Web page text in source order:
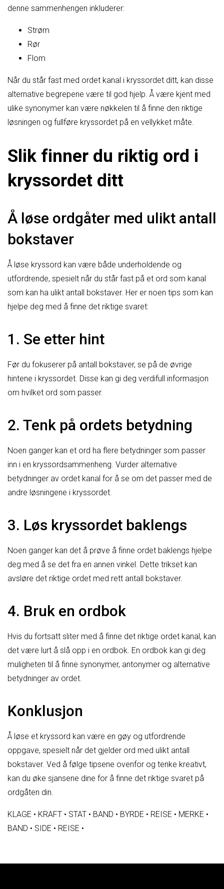
denne sammenhengen inkluderer:
Strøm
Rør
Flom
Når du står fast med ordet kanal i kryssordet ditt, kan disse
alternative begrepene være til god hjelp. Å være kjent med
ulike synonymer kan være nøkkelen til å finne den riktige
løsningen og fullføre kryssordet på en vellykket måte.
Slik finner du riktig ord i
kryssordet ditt
Å løse ordgåter med ulikt antall
bokstaver
Å løse kryssord kan være både underholdende og
utfordrende, spesielt når du står fast på et ord som kanal
som kan ha ulikt antall bokstaver. Her er noen tips som kan
hjelpe deg med å finne det riktige svaret:
1. Se etter hint
Før du fokuserer på antall bokstaver, se på de øvrige
hintene i kryssordet. Disse kan gi deg verdifull informasjon
om hvilket ord som passer.
2. Tenk på ordets betydning
Noen ganger kan et ord ha flere betydninger som passer
inn i en kryssordsammenheng. Vurder alternative
betydninger av ordet kanal for å se om det passer med de
andre løsningene i kryssordet.
3. Løs kryssordet baklengs
Noen ganger kan det å prøve å finne ordet baklengs hjelpe
deg med å se det fra en annen vinkel. Dette trikset kan
avsløre det riktige ordet med rett antall bokstaver.
4. Bruk en ordbok
Hvis du fortsatt sliter med å finne det riktige ordet kanal, kan
det være lurt å slå opp i en ordbok. En ordbok kan gi deg
muligheten til å finne synonymer, antonymer og alternative
betydninger av ordet.
Konklusjon
Å løse et kryssord kan være en gøy og utfordrende
oppgave, spesielt når det gjelder ord med ulikt antall
bokstaver. Ved å følge tipsene ovenfor og tenke kreativt,
kan du øke sjansene dine for å finne det riktige svaret på
ordgåten din.
KLAGE • KRAFT • STAT • BAND • BYRDE • REISE • MERKE •
BAND • SIDE • REISE •